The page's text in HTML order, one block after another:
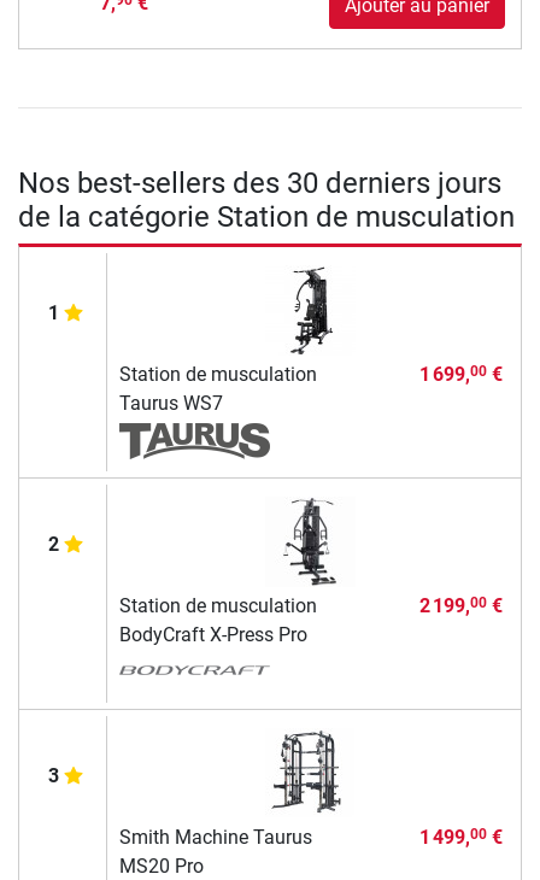
Ajouter au panier
Nos best-sellers des 30 derniers jours
de la catégorie Station de musculation
1
Station de musculation
Taurus WS7
1 699,00€
2
Station de musculation
BodyCraft X-Press Pro
2 199,00€
3
Smith Machine Taurus
MS20 Pro
1 499,00€